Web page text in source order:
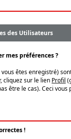
des Utilisateurs
mes préférences ?
êtes enregistré)
cliquez sur le lien Profil
être le cas). Ceci
!